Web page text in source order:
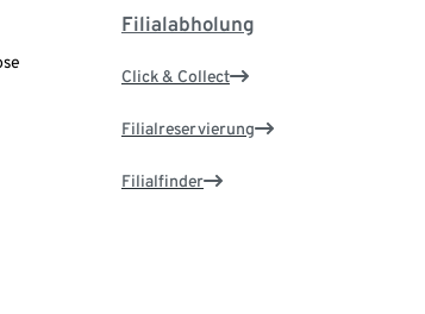
Filialabholung
Click & Collect
Filialreservierung
Filialfinder